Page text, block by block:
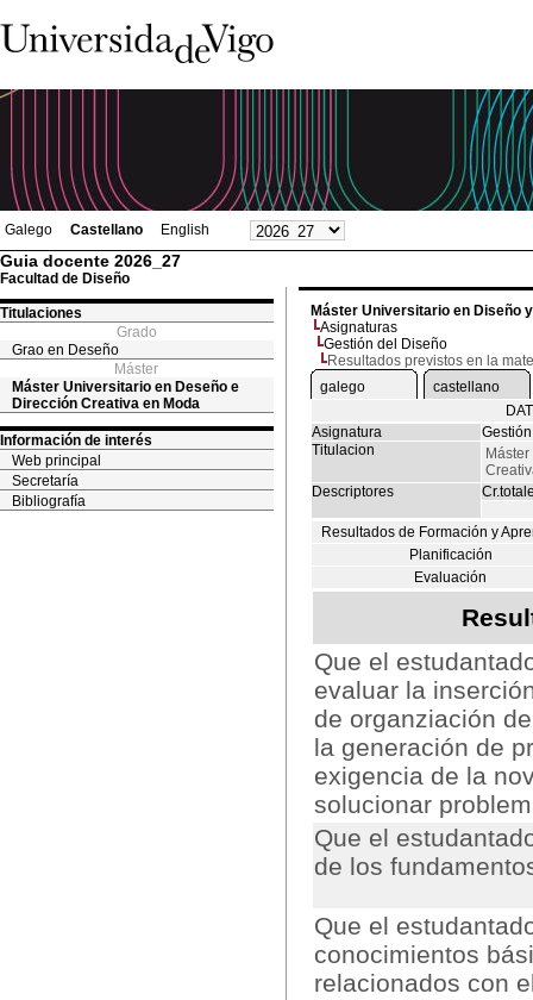
Galego Castellano English
Guia docente 2026_27
Facultad de Diseño
Titulaciones
Grado
Grao en Deseño
Máster
Máster Universitario en Deseño e
Dirección Creativa en Moda
Información de interés
Web principal
Secretaría
Bibliografía
Máster Universitario en Diseño
Asignaturas
Gestión del Diseño
Resultados previstos en la
galego
castellano
Asignatura
Titulacion
Descriptores
Resultados de Formación y
Planificación
Evaluación
Que el
evaluar la
de organziación
la generación de
exigencia de la
solucionar
Que el
de los
Que el
conocimientos
relacionados con